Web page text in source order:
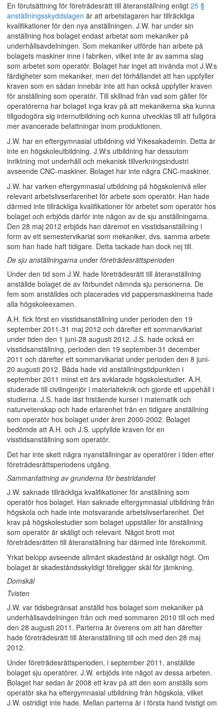
En förutsättning för företrädesrätt till återanställning enligt 25 §
anställningsskyddslagen är att arbetstagaren har tillräckliga
kvalifikationer för den nya anställningen. J.W. har under sin
anställning hos bolaget endast arbetat som mekaniker på
underhållsavdelningen. Som mekaniker utförde han arbete på
bolagets maskiner inne i fabriken, vilket inte är av samma slag
som arbetet som operatör. Bolaget har inget att invända mot J.W:s
färdigheter som mekaniker, men det förhållandet att han uppfyller
kraven som en sådan innebär inte att han också uppfyller kraven
för anställning som operatör. Till skillnad från vad som gäller för
operatörerna har bolaget inga krav på att mekanikerna ska kunna
tillgodogöra sig internutbildning och kunna utvecklas till att fullgöra
mer avancerade befattningar inom produktionen.
J.W. har en eftergymnasial utbildning vid Yrkesakademin. Detta är
inte en högskoleutbildning. J.W:s utbildning har dessutom
inriktning mot underhåll och mekanisk tillverkningsindustri
avseende CNC-maskiner. Bolaget har inte några CNC-maskiner.
J.W. har varken eftergymnasial utbildning på högskolenivå eller
relevant arbetslivserfarenhet för arbete som operatör. Han hade
därmed inte tillräckliga kvalifikationer för arbetet som operatör hos
bolaget och erbjöds därför inte någon av de sju anställningarna.
Den 28 maj 2012 erbjöds han däremot en visstidsanställning i
form av ett semestervikariat som mekaniker, dvs. samma arbete
som han hade haft tidigare. Detta tackade han dock nej till.
De sju anställningarna under företrädesrättsperioden
Under den tid som J.W. hade företrädesrätt till återanställning
anställde bolaget de av förbundet nämnda sju personerna. De
fem som anställdes och placerades vid pappersmaskinerna hade
alla högskoleexamen.
A.H. fick först en visstidsanställning under perioden den 19
september 2011-31 maj 2012 och därefter ett sommarvikariat
under tiden den 1 juni-28 augusti 2012. J.S. hade också en
visstidsanställning, perioden den 19 september-31 december
2011 och därefter ett sommarvikariat under perioden den 8 juni-
20 augusti 2012. Båda hade vid anställningstidpunkten i
september 2011 minst ett års avklarade högskolestudier. A.H.
studerade till civilingenjör i materialteknik och gjorde ett uppehåll i
studierna. J.S. hade läst fristående kurser i matematik och
naturvetenskap och hade erfarenhet från en tidigare anställning
som operatör hos bolaget under åren 2000-2002. Bolaget
bedömde att A.H. och J.S. uppfyllde kraven för en
visstidsanställning som operatör.
Det har inte skett några nyanställningar av operatörer i tiden efter
företrädesrättsperiodens utgång.
Sammanfattning av grunderna för bestridandet
J.W. saknade tillräckliga kvalifikationer för anställning som
operatör hos bolaget. Han saknade eftergymnasial utbildning från
högskola och hade inte motsvarande arbetslivserfarenhet. Det
krav på högskolestudier som bolaget uppställer för anställning
som operatör är skäligt och relevant. Något brott mot
företrädesrätten till återanställning har därmed inte förekommit.
Yrkat belopp avseende allmänt skadestånd är oskäligt högt. Om
bolaget är skadeståndsskyldigt föreligger skäl för jämkning.
Domskäl
Tvisten
J.W. var tidsbegränsat anställd hos bolaget som mekaniker på
underhållsavdelningen från och med sommaren 2010 till och med
den 28 augusti 2011. Parterna är överens om att han därefter
hade företrädesrätt till återanställning till och med den 28 maj
2012.
Under företrädesrättsperioden, i september 2011, anställde
bolaget sju operatörer. J.W. erbjöds inte något av dessa arbeten.
Bolaget har sedan år 2008 ett krav på att den som anställs som
operatör ska ha eftergymnasial utbildning från högskola, vilket
J.W. ostridigt inte hade. Mellan parterna är i första hand tvistigt om